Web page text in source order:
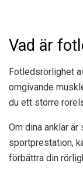
Vad är
Fotledsrörlighet
omgivande
du ett större
Om dina anklar
sportprestation,
förbättra din